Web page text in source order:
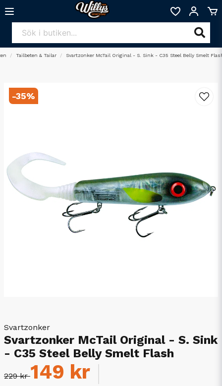
Tailbeten & Tailar Svartzonker McTail Original - S. Sink - C35 Steel Belly Smelt
-35%
Svartzonker
Svartzonker McTail Original - S. Sink
- C35 Steel Belly Smelt Flash
229 kr149 kr